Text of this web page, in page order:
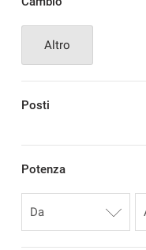
Altro
Posti
Potenza